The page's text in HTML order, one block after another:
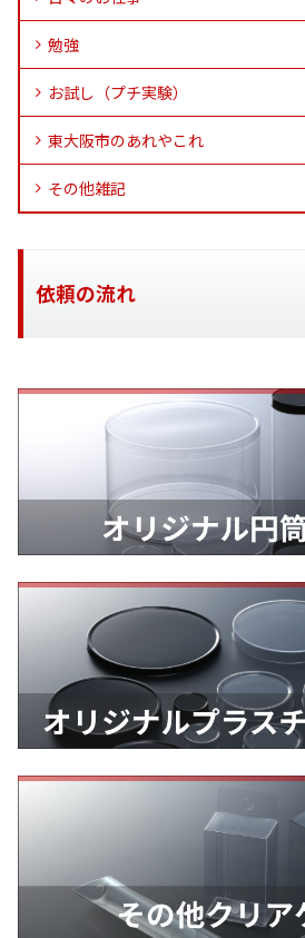
勉強
お試し（プチ実験）
東大阪市のあれやこれ
その他雑記
依頼の流れ